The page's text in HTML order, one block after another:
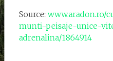
Source: www.aradon.ro/
munti-peisaje-unice-
adrenalina/1864914